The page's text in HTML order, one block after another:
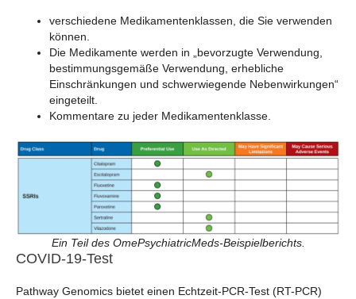
verschiedene Medikamentenklassen, die Sie verwenden
können.
Die Medikamente werden in „bevorzugte Verwendung,
bestimmungsgemäße Verwendung, erhebliche
Einschränkungen und schwerwiegende Nebenwirkungen“
eingeteilt.
Kommentare zu jeder Medikamentenklasse.
Ein Teil des OmePsychiatricMeds-Beispielberichts.
COVID-19-Test
Pathway Genomics bietet einen Echtzeit-PCR-Test (RT-PCR)